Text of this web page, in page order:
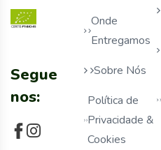
Segue
nos:
Onde
Entregamos
Sobre Nós
Política de
Privacidade &
Cookies